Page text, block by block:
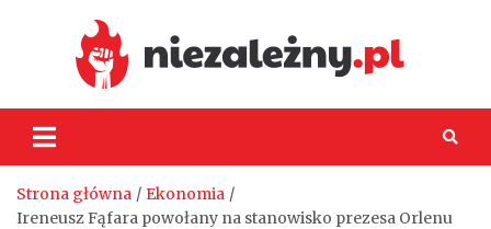
Strona główna
Ekonomia
Ireneusz Fąfara powołany na stanowisko prezesa Orlenu